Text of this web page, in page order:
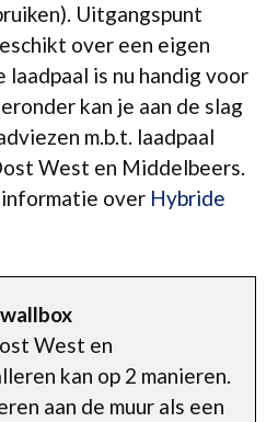
Uitgangspunt
over een eigen
laadpaal is nu handig voor
kan je aan de slag
m.b.t. laadpaal
West en Middelbeers.
over Hybride
West en
kan op 2 manieren.
aan de muur als een